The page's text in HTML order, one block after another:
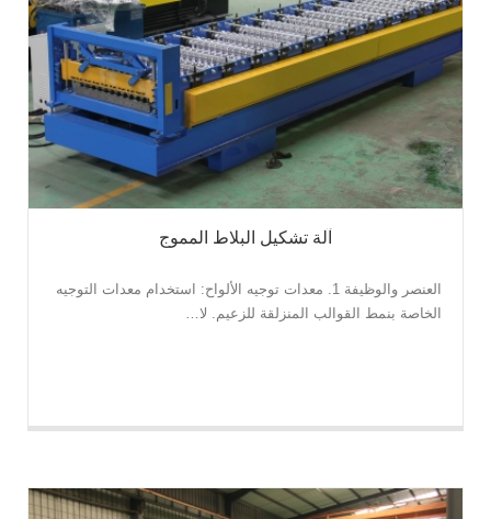
آلة تشكيل البلاط المموج
العنصر والوظيفة 1. معدات توجيه الألواح: استخدام معدات التوجيه
الخاصة بنمط القوالب المنزلقة للزعيم. لا…